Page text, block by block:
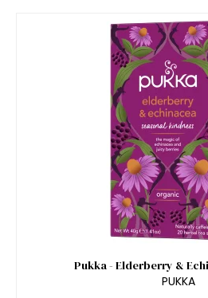
Pukka - Elderberry &
PUKKA